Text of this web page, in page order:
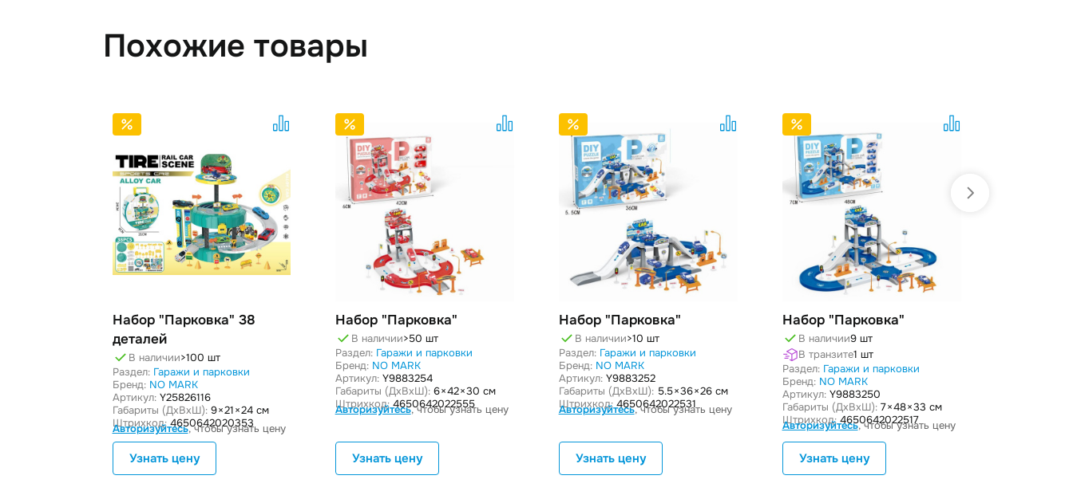
Похожие товары
Набор "Парковка" 38
деталей
В наличии>100 шт
Раздел: Гаражи и парковки
Бренд: NO MARK
Артикул:Y25826116
Габариты (ДxВxШ):9 × 21 × 24 см
Штрихкод:4650642020353
Авторизуйтесь, чтобы узнать цену
Узнать цену
Набор "Парковка"
В наличии>50 шт
Раздел: Гаражи и парковки
Бренд: NO MARK
Артикул: Y9883254
Габариты (ДxВxШ): 6 × 42 × 30 см
Штрихкод: 4650642022555
Авторизуйтесь, чтобы узнать цену
Узнать цену
Набор "Парковка"
В наличии>10 шт
Раздел: Гаражи и парковки
Бренд: NO MARK
Артикул: Y9883252
Габариты (ДxВxШ): 5.5 × 36 × 26 см
Штрихкод: 4650642022531
Авторизуйтесь, чтобы узнать цену
Узнать цену
Набор "Парковка"
В наличии9 шт
В транзите1 шт
Раздел: Гаражи и парковки
Бренд: NO MARK
Артикул:Y9883250
Габариты (ДxВxШ):7 × 48 × 33 см
Штрихкод:4650642022517
Авторизуйтесь, чтобы узнать цену
Узнать цену